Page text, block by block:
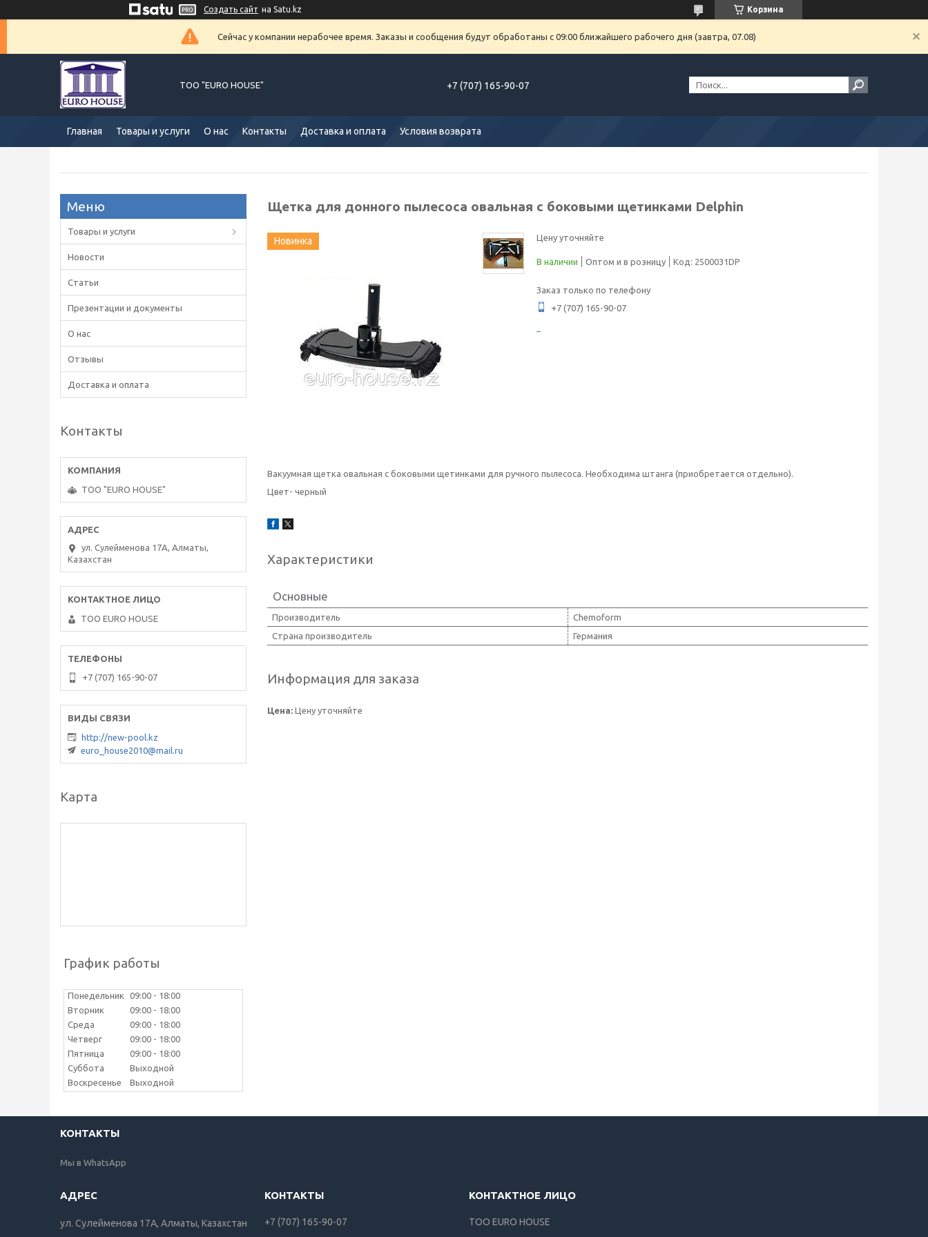
Создать сайт на Satu.kz Корзина
Сейчас у компании нерабочее время. Заказы и сообщения будут обработаны с 09:00 ближайшего рабочего дня (завтра, 07.08)
ТОО "EURO HOUSE" +7 (707) 165-90-07
Главная Товары и услуги О нас Контакты Доставка и оплата Условия возврата
Щетка для донного пылесоса овальная с боковыми щетинками Delphin
Новинка Цену уточняйте
В наличии Оптом и в розницу Код: 2500031DP
Заказ только по телефону
+7 (707) 165-90-07
Вакуумная щетка овальная с боковыми щетинками для ручного пылесоса. Необходима штанга (приобретается отдельно).
Цвет- черный
Характеристики
Основные
Производитель
Chemoform
Страна производитель
Германия
Информация для заказа
Цена: Цену уточняйте
Товары и услуги
Новости
Статьи
Презентации и документы
О нас
Отзывы
Доставка и оплата
Контакты
ТОО "EURO HOUSE"
ул. Сулейменова 17А, Алматы,
Казахстан
ТОО EURO HOUSE
+7 (707) 165-90-07
http://new-pool.kz
euro_house2010@mail.ru
Карта
График работы
Понедельник 09:00
18:00
Вторник
09:00
18:00
Среда
09:00
18:00
Четверг
09:00
18:00
Пятница
09:00
18:00
Суббота
Выходной
Воскресенье
Выходной
КОНТАКТЫ
Мы в WhatsApp
ул. Сулейменова 17А, Алматы, Казахстан +7 (707) 165-90-07 ТОО EURO HOUSE